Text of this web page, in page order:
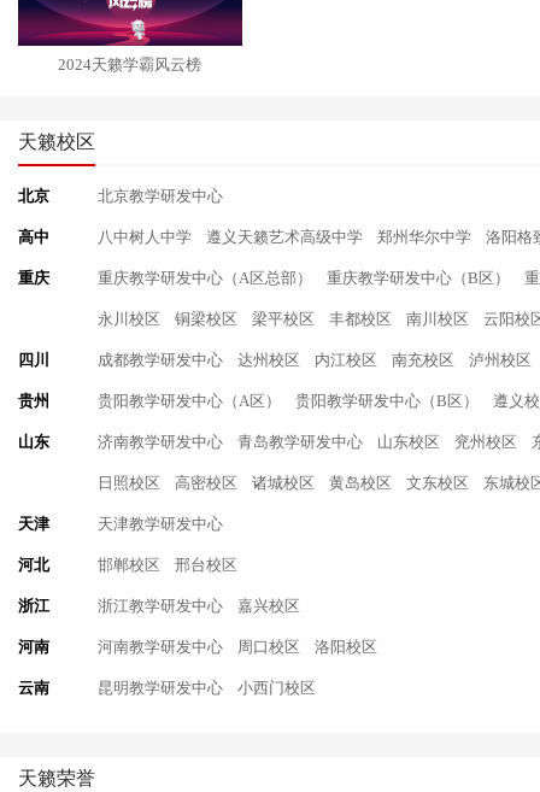
2024天籁学霸风云榜
天籁校区
北京 北京教学研发中心
高中 八中树人中学 遵义天籁艺术高级中学 郑州华尔中学 洛阳格
重庆 重庆教学研发中心（A区总部） 重庆教学研发中心（B区）
永川校区 铜梁校区 梁平校区 丰都校区 南川校区 云阳校
四川 成都教学研发中心 达州校区 内江校区 南充校区 泸州校区
贵州 贵阳教学研发中心（A区） 贵阳教学研发中心（B区） 遵义
山东 济南教学研发中心 青岛教学研发中心 山东校区 兖州校区
日照校区 高密校区 诸城校区 黄岛校区 文东校区 东城校
天津 天津教学研发中心
河北 邯郸校区 邢台校区
浙江 浙江教学研发中心 嘉兴校区
河南 河南教学研发中心 周口校区 洛阳校区
云南 昆明教学研发中心 小西门校区
天籁荣誉